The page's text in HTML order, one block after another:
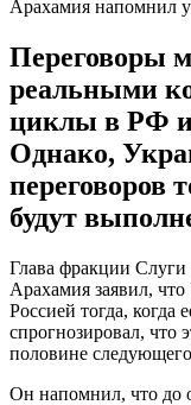
Арахамия напомнил
Переговоры
реальными
циклы в РФ
Однако,
переговоров
будут
Глава фракции
Арахамия заявил,
Россией тогда,
спрогнозировал, что
половине
Он напомнил, что до